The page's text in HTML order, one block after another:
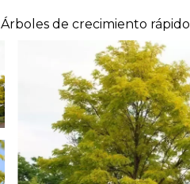
Árboles de crecimiento rápido